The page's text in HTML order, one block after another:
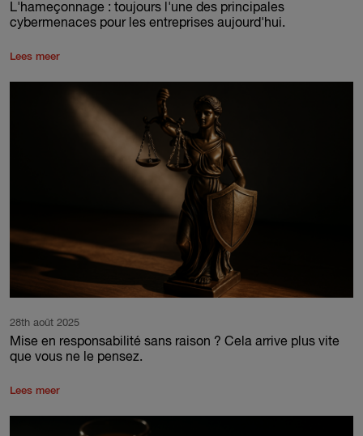
L'hameçonnage : toujours l'une des principales
cybermenaces pour les entreprises aujourd'hui.
Lees meer
28th août 2025
Mise en responsabilité sans raison ? Cela arrive plus vite
que vous ne le pensez.
Lees meer